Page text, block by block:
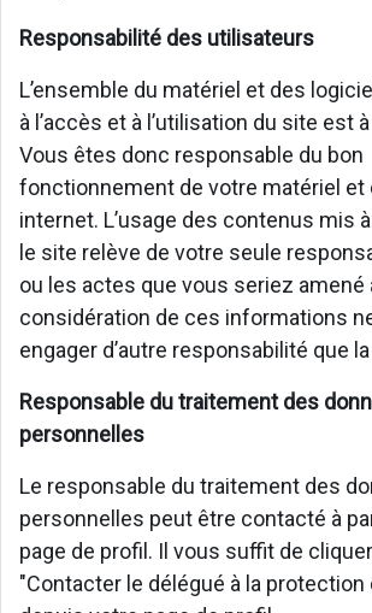
Responsabilité des utilisateurs
L’ensemble du matériel et des
à l’accès et à l’utilisation du site est
Vous êtes donc responsable du bon
fonctionnement de votre matériel et
internet. L’usage des contenus mis
le site relève de votre seule
ou les actes que vous seriez amené
considération de ces informations
engager d’autre responsabilité que
Responsable du traitement des
personnelles
Le responsable du traitement des
personnelles peut être contacté à
page de profil. Il vous suffit de
"Contacter le délégué à la